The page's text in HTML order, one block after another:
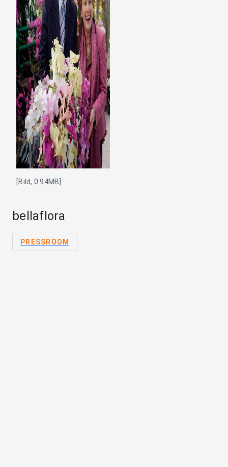
[Bild, 0.94MB]
bellaflora
PRESSROOM